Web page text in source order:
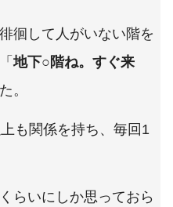
徊して人がいない階を
地下○階ね。すぐ来
。
も関係を持ち、毎回1
らいにしか思っておら